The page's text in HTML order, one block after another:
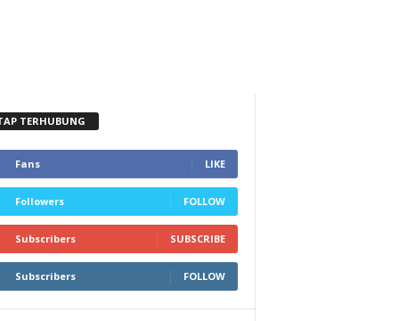
TERHUBUNG
Fans LIKE
Followers FOLLOW
Subscribers SUBSCRIBE
Subscribers FOLLOW